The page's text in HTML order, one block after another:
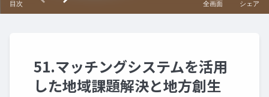
51.マッチングシステムを活用
した地域課題解決と地方創生